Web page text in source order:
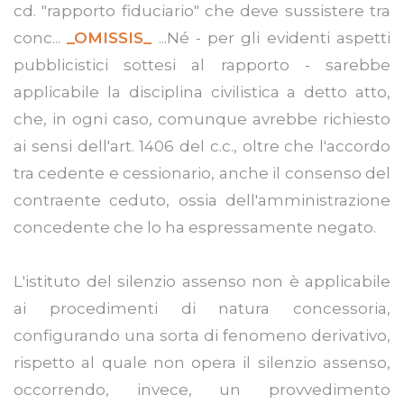
cd. "rapporto fiduciario" che deve sussistere tra
conc...
_OMISSIS_
...Né - per gli evidenti aspetti
pubblicistici sottesi al rapporto - sarebbe
applicabile la disciplina civilistica a detto atto,
che, in ogni caso, comunque avrebbe richiesto
ai sensi dell'art. 1406 del c.c., oltre che l'accordo
tra cedente e cessionario, anche il consenso del
contraente ceduto, ossia dell'amministrazione
concedente che lo ha espressamente negato.
L'istituto del silenzio assenso non è applicabile
ai procedimenti di natura concessoria,
configurando una sorta di fenomeno derivativo,
rispetto al quale non opera il silenzio assenso,
occorrendo, invece, un provvedimento